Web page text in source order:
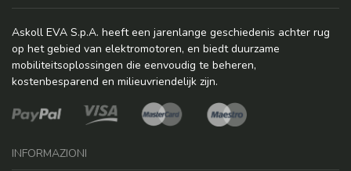
Askoll EVA S.p.A. heeft een jarenlange geschiedenis achter rug
op het gebied van elektromotoren, en biedt duurzame
mobiliteitsoplossingen die eenvoudig te beheren,
kostenbesparend en milieuvriendelijk zijn.
INFORMAZIONI